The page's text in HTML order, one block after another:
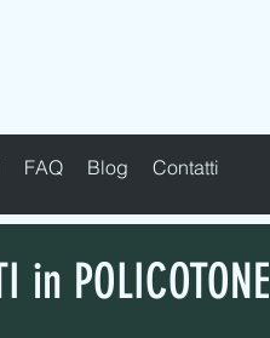
FAQ Blog Contatti
in POLICOTONE